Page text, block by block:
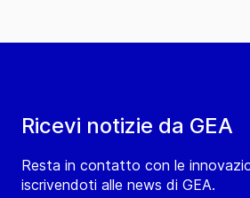
Ricevi notizie da GEA
Resta in contatto con le
iscrivendoti alle news di GEA.